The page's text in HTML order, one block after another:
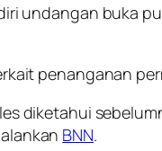
undangan buka
penanganan
diketahui
BNN.